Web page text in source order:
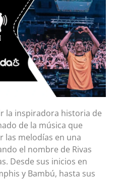
la inspiradora historia de
de la música que
melodías en una
el nombre de Rivas
Desde sus inicios en
y Bambú, hasta sus